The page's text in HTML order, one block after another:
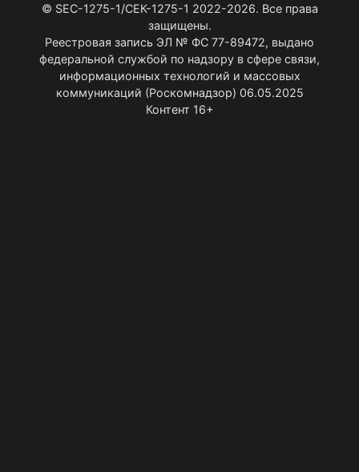
© SEC-1275-1/СЕК-1275-1 2022-2026. Все права
защищены.
Реестровая запись ЭЛ № ФС 77-89472, выдано
федеральной службой по надзору в сфере связи,
информационных технологий и массовых
коммуникаций (Роскомнадзор) 06.05.2025
Контент 16+